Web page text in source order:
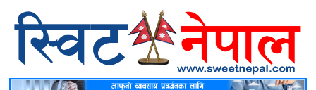
समाचार
स्थानीय